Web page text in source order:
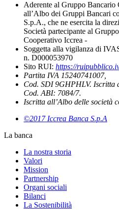
Aderente al Gruppo Bancario
all’Albo dei Gruppi Bancari
S.p.A., che ne esercita la
Società partecipante al
Cooperativo Iccrea -
Soggetta alla vigilanza di
n. D000053970
Sito RUI: https://
Partita IVA 15240741007,
Cod. SDI 9GHPHLV. Iscritta
Cod. ABI: 7084/7.
Iscritta all’Albo delle società
©2017 Iccrea Banca S.p.A
La banca
La nostra storia
Valori
Mission
Partnership
Organi sociali
Bilanci
La Sostenibilità